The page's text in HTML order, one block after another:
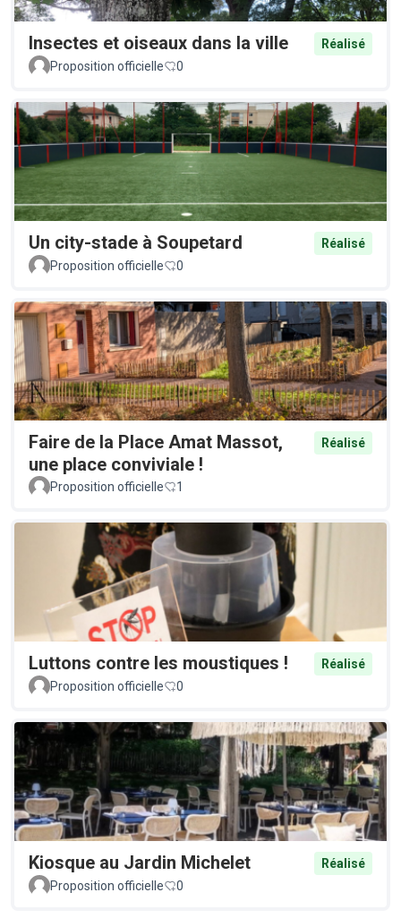
Insectes et oiseaux dans la ville
Réalisé
Proposition officielle
0
Un city-stade à Soupetard
Réalisé
Proposition officielle
0
Faire de la Place Amat Massot,
une place conviviale !
Réalisé
Proposition officielle 1
Luttons contre les moustiques !
Réalisé
Proposition officielle
0
Kiosque au Jardin Michelet
Réalisé
Proposition officielle
0